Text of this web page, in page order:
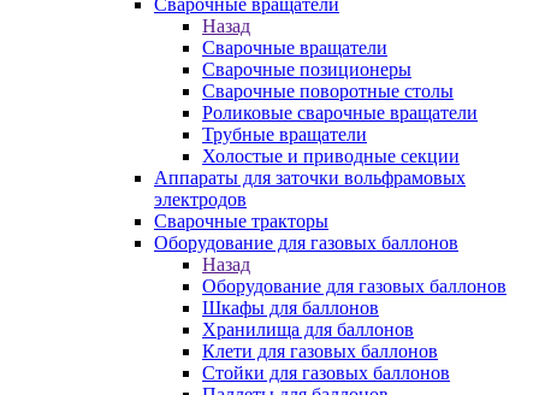
Сварочные вращатели
Назад
Сварочные вращатели
Сварочные позиционеры
Сварочные поворотные столы
Роликовые сварочные вращатели
Трубные вращатели
Холостые и приводные секции
Аппараты для заточки вольфрамовых
электродов
Сварочные тракторы
Оборудование для газовых баллонов
Назад
Оборудование для газовых баллонов
Шкафы для баллонов
Хранилища для баллонов
Клети для газовых баллонов
Стойки для газовых баллонов